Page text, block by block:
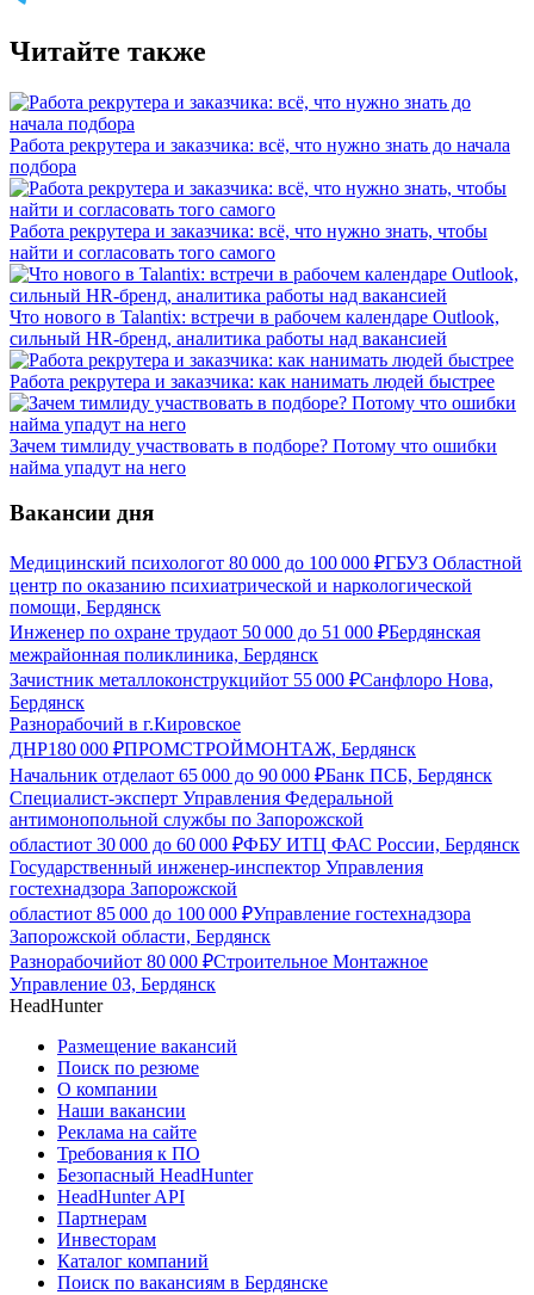
Читайте также
Работа рекрутера и заказчика: всё, что нужно знать до начала
подбора
Работа рекрутера и заказчика: всё, что нужно знать, чтобы
найти и согласовать того самого
Что нового в Talantix: встречи в рабочем календаре Outlook,
сильный HR-бренд, аналитика работы над вакансией
Работа рекрутера и заказчика: как нанимать людей быстрее
Зачем тимлиду участвовать в подборе? Потому что ошибки
найма упадут на него
Вакансии дня
Медицинский психологот 80 000 до 100 000 ₽ГБУЗ Областной
центр по оказанию психиатрической и наркологической
помощи, Бердянск
Инженер по охране трудаот 50 000 до 51 000 ₽Бердянская
межрайонная поликлиника, Бердянск
Зачистник металлоконструкцийот 55 000 ₽Санфлоро Нова,
Бердянск
Разнорабочий в г.Кировское
ДНР180 000 ₽ПРОМСТРОЙМОНТАЖ, Бердянск
Начальник отделаот 65 000 до 90 000 ₽Банк ПСБ, Бердянск
Специалист-эксперт Управления Федеральной
антимонопольной службы по Запорожской
областиот 30 000 до 60 000 ₽ФБУ ИТЦ ФАС России, Бердянск
Государственный инженер-инспектор Управления
гостехнадзора Запорожской
областиот 85 000 до 100 000 ₽Управление гостехнадзора
Запорожской области, Бердянск
Разнорабочийот 80 000 ₽Строительное Монтажное
Управление 03, Бердянск
HeadHunter
Размещение вакансий
Поиск по резюме
О компании
Наши вакансии
Реклама на сайте
Требования к ПО
Безопасный HeadHunter
HeadHunter API
Партнерам
Инвесторам
Каталог компаний
Поиск по вакансиям в Бердянске